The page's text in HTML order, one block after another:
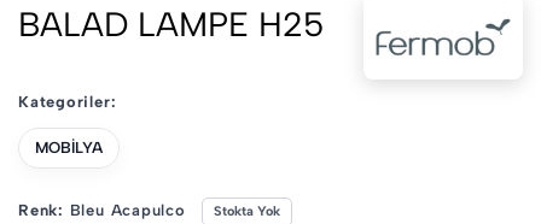
BALAD LAMPE H25
Kategoriler:
MOBİLYA
Renk: Bleu Acapulco Stokta Yok